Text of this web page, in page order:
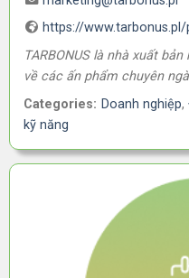
https://
TARBONUS là nhà xuất
về các ấn phẩm chuyên
Categories: Doanh nghiệp,
kỹ năng